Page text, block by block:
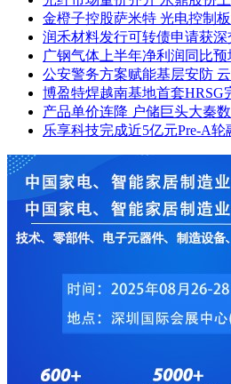
金橙子控股萨米特 光电控制
润禾材料发行可转债申请获
广钢气体上半年净利润同比预
公安警务方案赋能基层安防
博盈特焊越南基地首套HRSG
产品单价连降 户储巨头大秦
乐享科技完成近5亿元Pre-A轮